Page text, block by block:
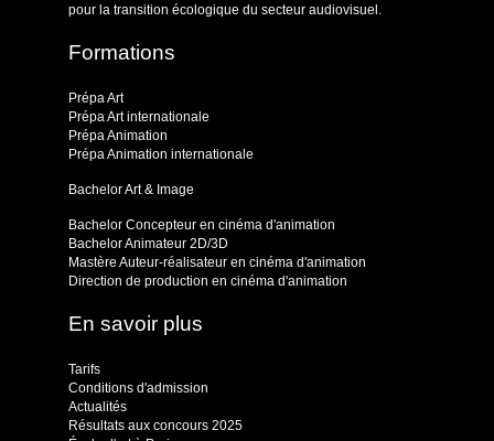
pour la transition écologique du secteur audiovisuel.
Formations
Prépa Art
Prépa Art internationale
Prépa Animation
Prépa Animation internationale
Bachelor Art & Image
Bachelor Concepteur en cinéma d'animation
Bachelor Animateur 2D/3D
Mastère Auteur-réalisateur en cinéma d'animation
Direction de production en cinéma d'animation
En savoir plus
Tarifs
Conditions d'admission
Actualités
Résultats aux concours 2025